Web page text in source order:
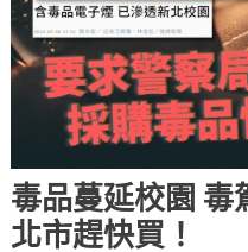
毒品蔓延校園 毒
北市趕快買！